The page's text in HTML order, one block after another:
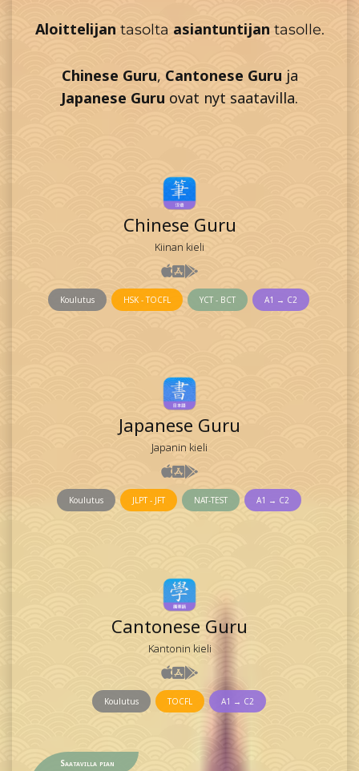
Aloittelijan tasolta asiantuntijan tasolle.
Chinese Guru, Cantonese Guru ja
Japanese Guru ovat nyt saatavilla.
Chinese Guru
Kiinan kieli
Koulutus HSK - TOCFL YCT - BCT A1 → C2
Japanese Guru
Japanin kieli
Koulutus JLPT - JFT NAT-TEST A1 → C2
Cantonese Guru
Kantonin kieli
Koulutus TOCFL A1 → C2
Saatavilla pian